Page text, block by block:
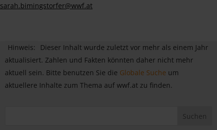
sarah.bimingstorfer@wwf.at
Hinweis:
Dieser Inhalt wurde zuletzt vor mehr als einem Jahr
aktualisiert. Zahlen und Fakten könnten daher nicht mehr
aktuell sein. Bitte benutzen Sie die Globale Suche um
aktuellere Inhalte zum Thema auf wwf.at zu finden.